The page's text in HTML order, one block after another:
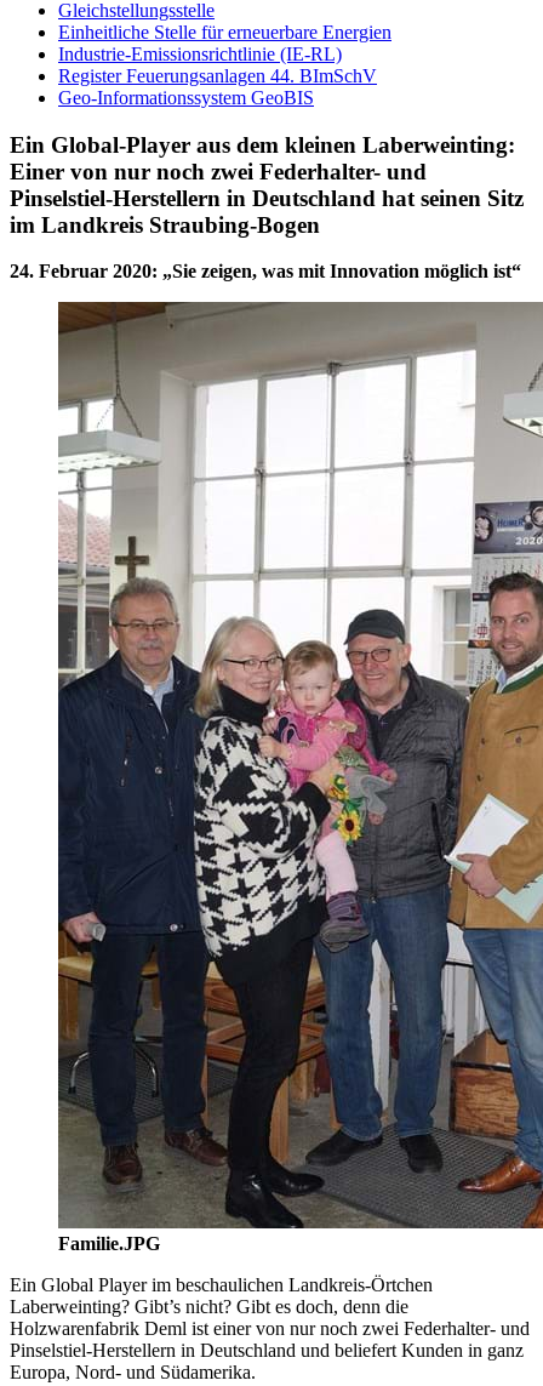
Gleichstellungsstelle
Einheitliche Stelle für erneuerbare Energien
Industrie-Emissionsrichtlinie (IE-RL)
Register Feuerungsanlagen 44. BImSchV
Geo-Informationssystem GeoBIS
Ein Global-Player aus dem kleinen Laberweinting:
Einer von nur noch zwei Federhalter- und
Pinselstiel-Herstellern in Deutschland hat seinen Sitz
im Landkreis Straubing-Bogen
24. Februar 2020: „Sie zeigen, was mit Innovation möglich ist“
Familie.JPG
Ein Global Player im beschaulichen Landkreis-Örtchen
Laberweinting? Gibt’s nicht? Gibt es doch, denn die
Holzwarenfabrik Deml ist einer von nur noch zwei Federhalter- und
Pinselstiel-Herstellern in Deutschland und beliefert Kunden in ganz
Europa, Nord- und Südamerika.